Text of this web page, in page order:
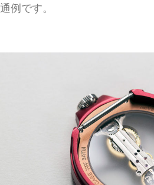
通例です。